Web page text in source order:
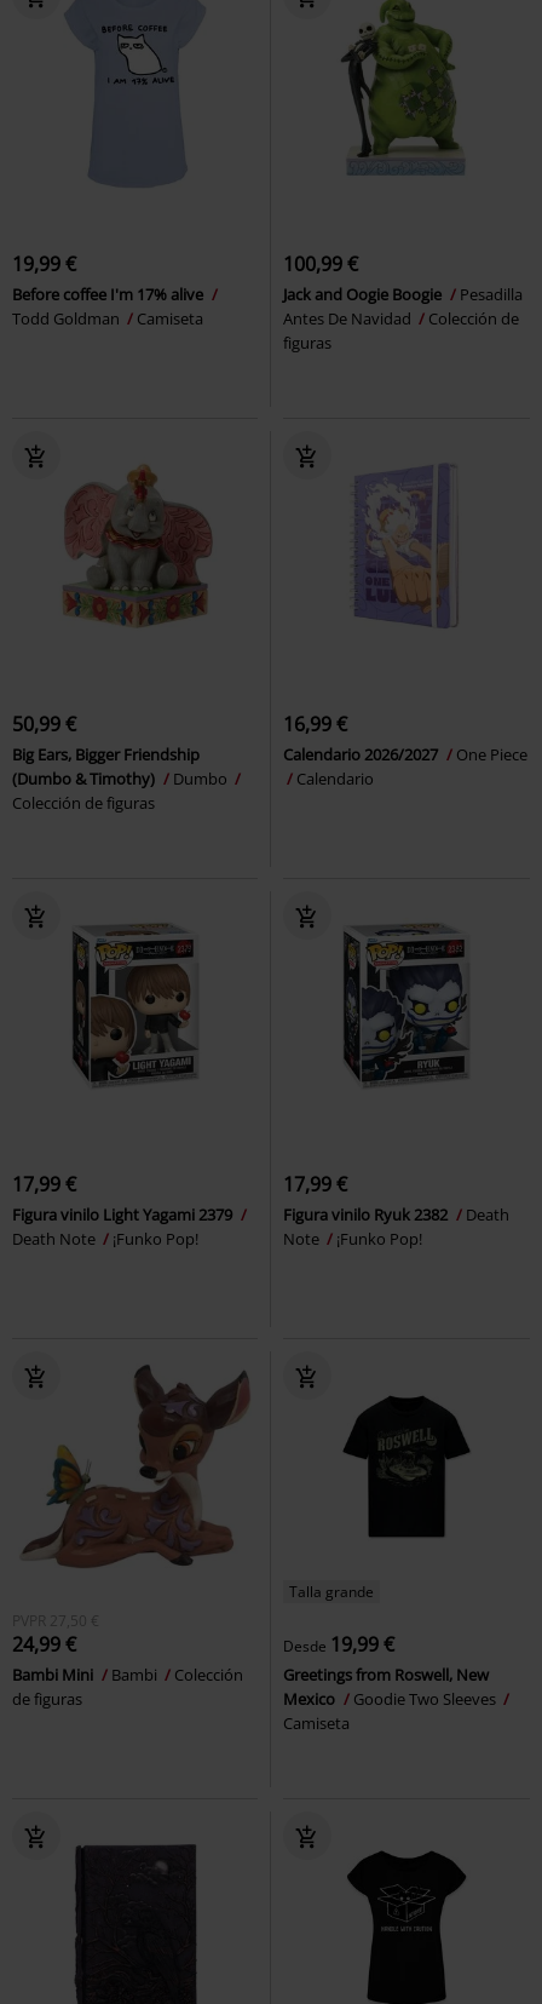
19,99 €
Before coffee I'm 17% alive
Todd Goldman
Camiseta
100,99 €
Jack and Oogie Boogie
Pesadilla
Antes De Navidad
Colección de
figuras
50,99 €
Big Ears, Bigger Friendship
(Dumbo & Timothy)
Dumbo
Colección de figuras
16,99 €
Calendario 2026/2027
One Piece
Calendario
17,99 €
Figura vinilo Light Yagami 2379
Death Note
¡Funko Pop!
17,99 €
Figura vinilo Ryuk 2382
Death
Note
¡Funko Pop!
PVPR 27,50 €
24,99 €
Bambi Mini Bambi
Colección
de figuras
Talla grande
Desde 19,99 €
Greetings from Roswell, New
Mexico
Goodie Two Sleeves
Camiseta